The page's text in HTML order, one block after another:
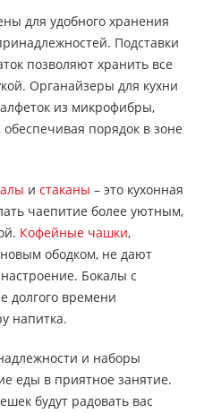
для удобного хранения
Подставки
позволяют хранить все
Органайзеры для кухни
из микрофибры,
порядок в зоне
и стаканы – это кухонная
чаепитие более уютным,
Кофейные чашки,
ободком, не дают
Бокалы с
долгого времени
напитка.
и наборы
еды в приятное занятие.
будут радовать вас